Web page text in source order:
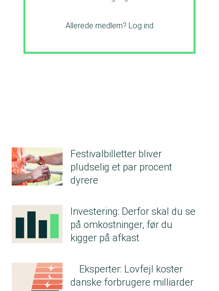
Allerede medlem? Log ind
Festivalbilletter bliver
pludselig et par procent
dyrere
Investering: Derfor skal du se
på omkostninger, før du
kigger på afkast
Eksperter: Lovfejl koster
danske forbrugere milliarder